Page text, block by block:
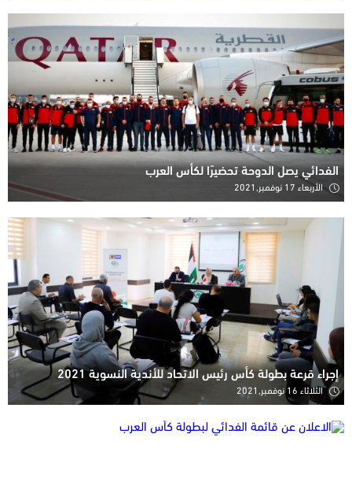
الفدائي يصل الدوحة تحضيرًا لكأس العرب
الأربعاء 17 نوفمبر,2021
إجراء قرعة بطولة كأس رئيس الاتحاد للأندية النسوية 2021
الثلاثاء 16 نوفمبر,2021